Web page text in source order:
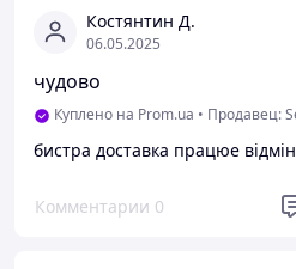
Костянтин Д.
06.05.2025
чудово
Куплено на Prom.ua • Продавец:
бистра доставка працюе
Комментарии 0